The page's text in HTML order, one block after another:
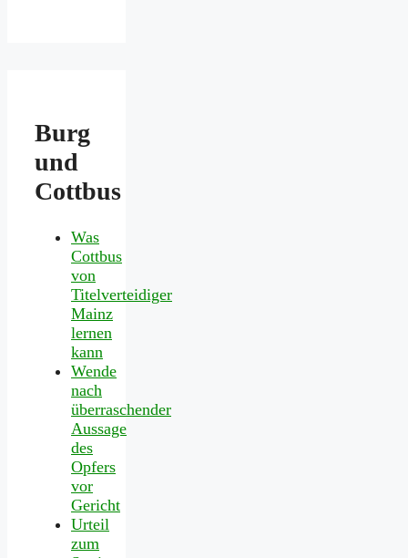
Burg
und
Cottbus
Was
Cottbus
von
Titelverteidiger
Mainz
lernen
kann
Wende
nach
überraschender
Aussage
des
Opfers
vor
Gericht
Urteil
zum